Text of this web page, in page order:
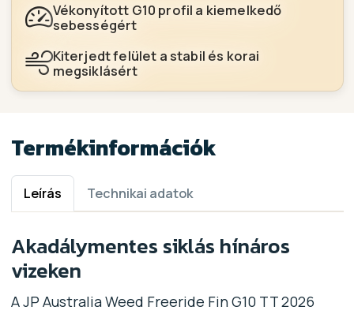
Vékonyított G10 profil a kiemelkedő
sebességért
Kiterjedt felület a stabil és korai
megsiklásért
Termékinformációk
Leírás Technikai adatok
Akadálymentes siklás hínáros
vizeken
A JP Australia Weed Freeride Fin G10 TT 2026